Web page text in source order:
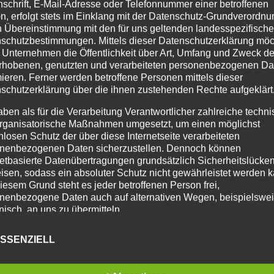
E-Mail-Adresse oder Telefonnummer einer betroffenen
erfolgt stets im Einklang mit der Datenschutz-
Übereinstimmung mit den für uns geltenden
Mittels dieser Datenschutzerklärung
Unternehmen die Öffentlichkeit über Art, Umfang und Zweck
genutzten und verarbeiteten personenbezogenen
Ferner werden betroffene Personen mittels dieser
über die ihnen zustehenden Rechte aufgeklärt.
als für die Verarbeitung Verantwortlicher zahlreiche
Maßnahmen umgesetzt, um einen möglichst
Schutz der über diese Internetseite verarbeiteten
Daten sicherzustellen. Dennoch können
Datenübertragungen grundsätzlich
sodass ein absoluter Schutz nicht gewährleistet werden
Grund steht es jeder betroffenen Person frei,
Daten auch auf alternativen Wegen,
an uns zu übermitteln.